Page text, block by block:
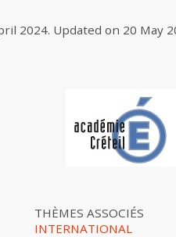
2024. Updated on 20 May
THÈMES ASSOCIÉS
INTERNATIONAL